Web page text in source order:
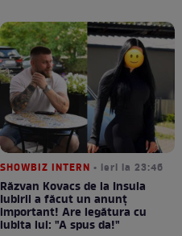
SHOWBIZ INTERN • ieri la 23:46
Răzvan Kovacs de la Insula
Iubirii a făcut un anunț
important! Are legătura cu
iubita lui: "A spus da!"